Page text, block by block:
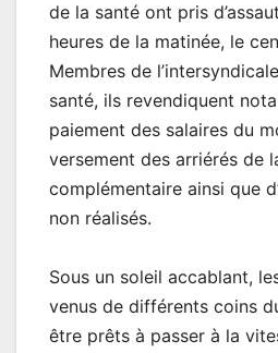
de la santé ont pris
heures de la matinée, le
Membres de
santé, ils revendiquent
paiement des salaires du
versement des arriérés de
complémentaire ainsi que
non réalisés.
Sous un soleil accablant,
venus de différents coins
être prêts à passer à la